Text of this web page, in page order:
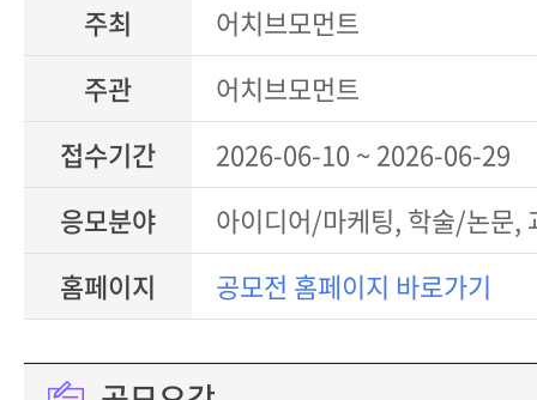
주최
어치브모먼트
주관
어치브모먼트
접수기간
2026-06-10 ~ 2026-06-29
응모분야
아이디어/마케팅, 학술/논문,
홈페이지
공모전 홈페이지 바로가기